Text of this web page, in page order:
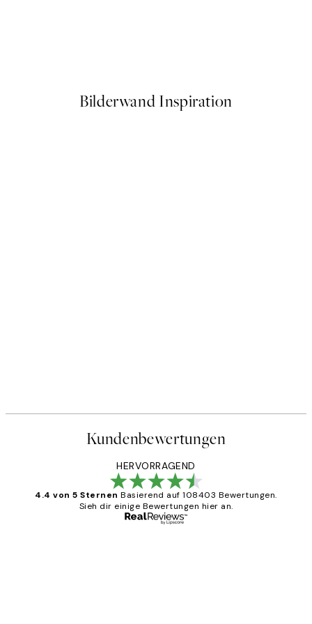
Bilderwand Inspiration
Kundenbewertungen
HERVORRAGEND
4.4 von 5 Sternen Basierend auf 108403 Bewertungen.
Sieh dir einige Bewertungen hier an.